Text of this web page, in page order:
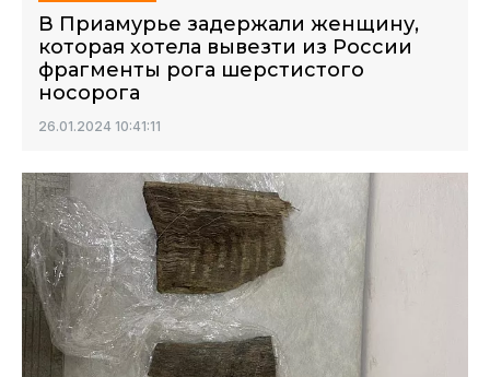
В Приамурье задержали женщину,
которая хотела вывезти из России
фрагменты рога шерстистого
носорога
26.01.2024 10:41:11